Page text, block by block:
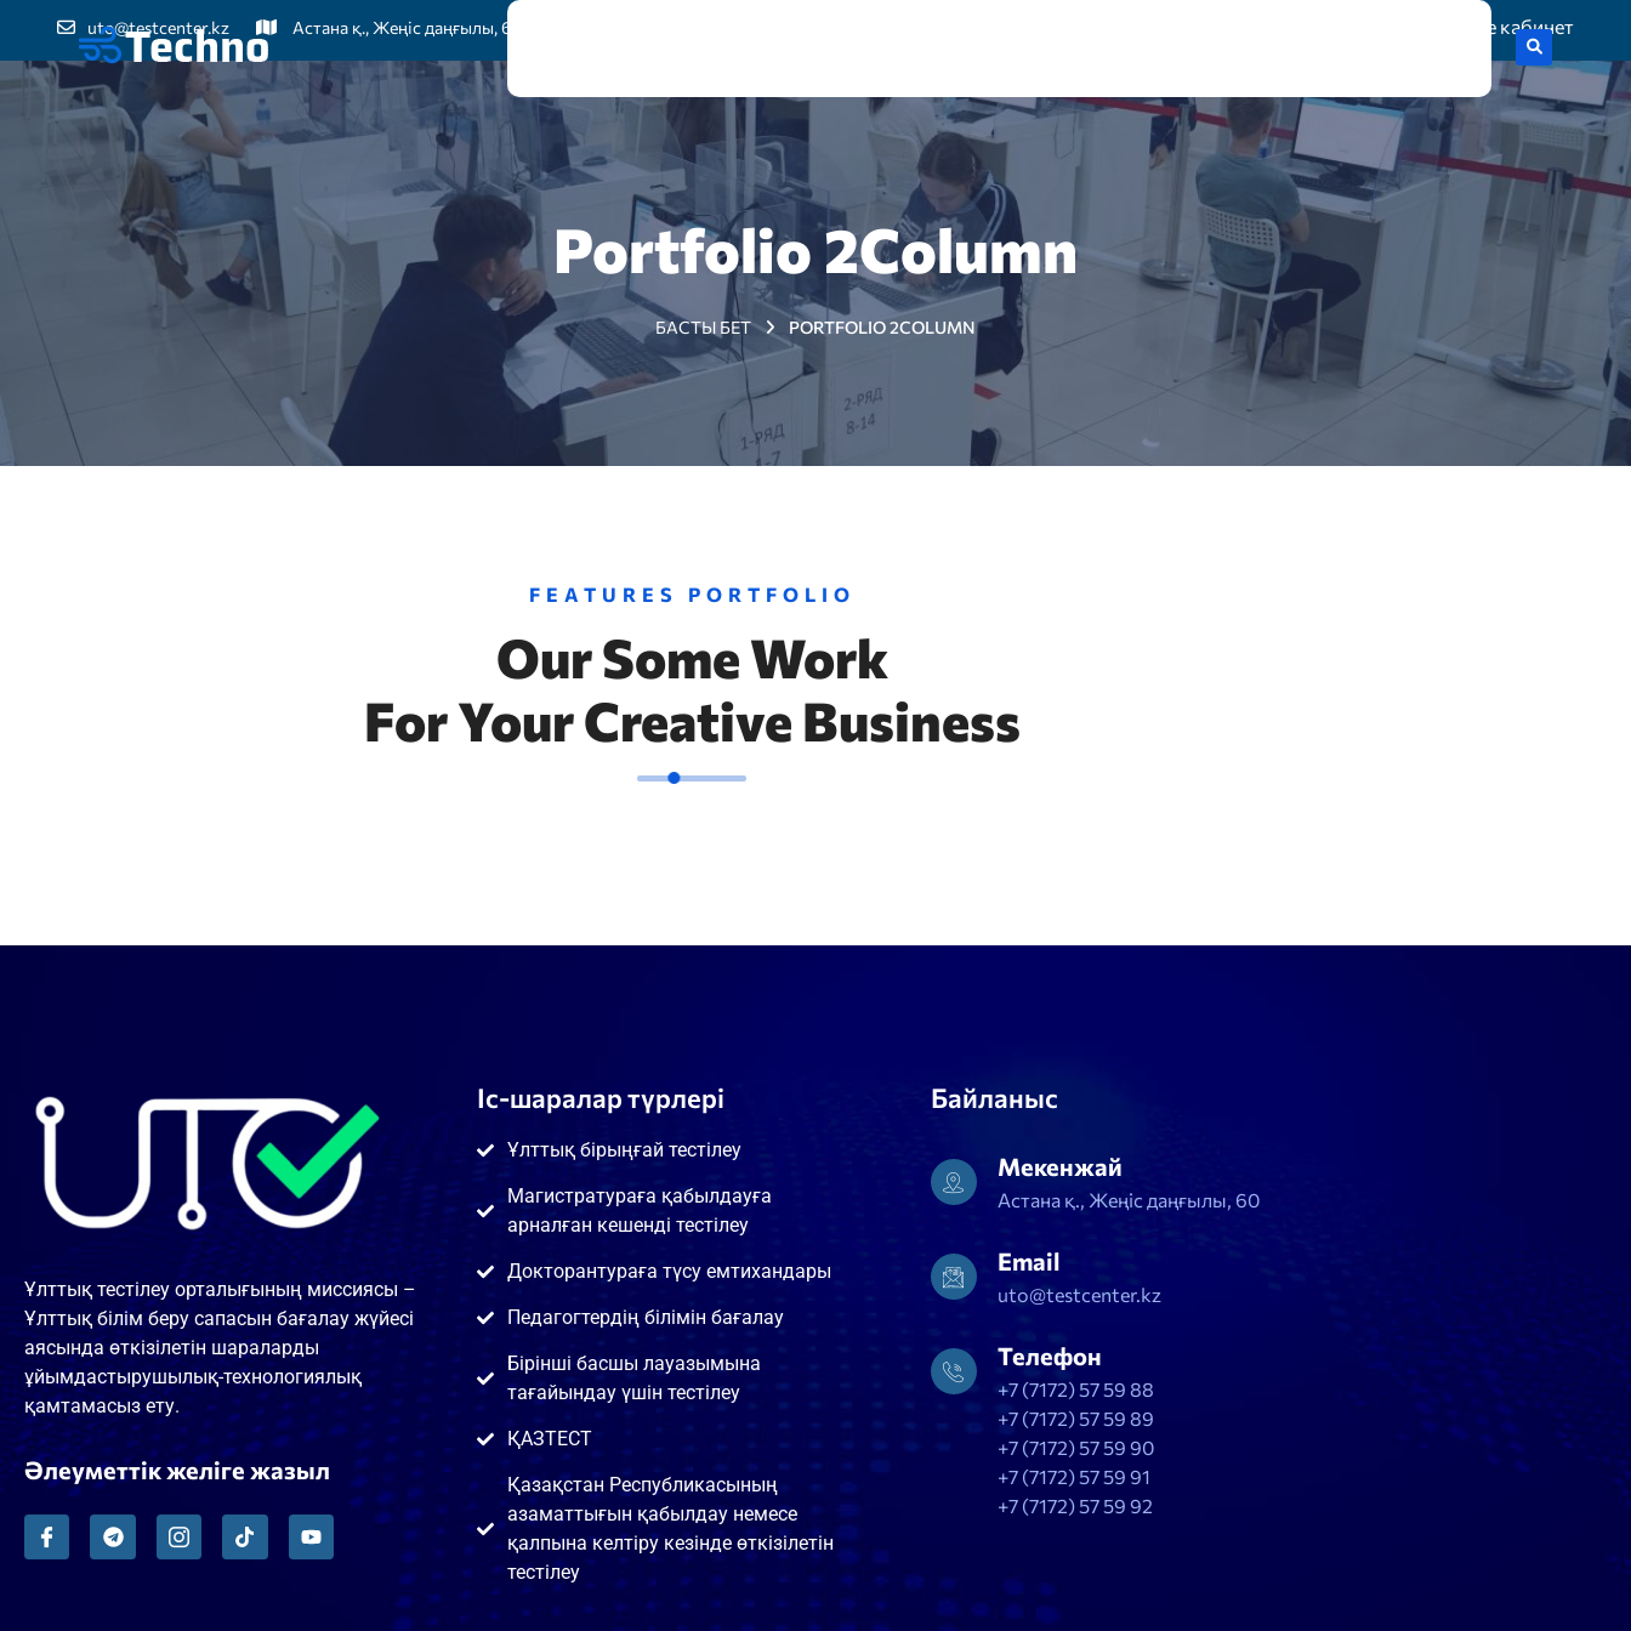
uto@testcenter.kz Астана қ., Жеңіс даңғылы, 60 Жеке кабинет
Portfolio 2Column
БАСТЫ БЕТ PORTFOLIO 2COLUMN
FEATURES PORTFOLIO
Our Some Work
For Your Creative Business
Ұлттық тестілеу орталығының миссиясы –
Ұлттық білім беру сапасын бағалау жүйесі
аясында өткізілетін шараларды
ұйымдастырушылық-технологиялық
қамтамасыз ету.
Әлеуметтік желіге жазыл
Іс-шаралар түрлері
Ұлттық бірыңғай тестілеу
Магистратураға қабылдауға
арналған кешенді тестілеу
Докторантураға түсу емтихандары
Педагогтердің білімін бағалау
Бірінші басшы лауазымына
тағайындау үшін тестілеу
ҚАЗТЕСТ
Қазақстан Республикасының
азаматтығын қабылдау немесе
қалпына келтіру кезінде өткізілетін
тестілеу
Байланыс
Мекенжай
Астана қ., Жеңіс даңғылы, 60
Email
uto@testcenter.kz
Телефон
+7 (7172) 57 59 88
+7 (7172) 57 59 89
+7 (7172) 57 59 90
+7 (7172) 57 59 91
+7 (7172) 57 59 92